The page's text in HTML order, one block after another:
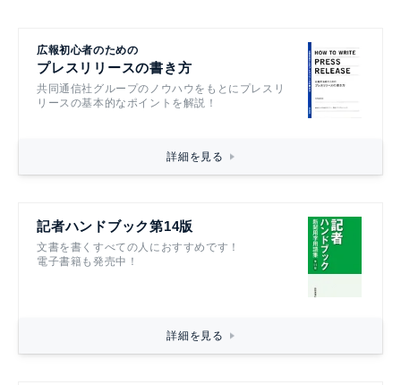
広報初心者のための
プレスリリースの書き方
共同通信社グループのノウハウをもとにプレスリ
リースの基本的なポイントを解説！
詳細を見る
記者ハンドブック第14版
文書を書くすべての人におすすめです！
電子書籍も発売中！
詳細を見る